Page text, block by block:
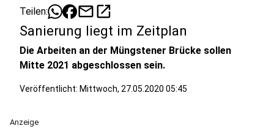
Teilen: mailopen_in_new
Sanierung liegt im Zeitplan
Die Arbeiten an der Müngstener Brücke sollen
Mitte 2021 abgeschlossen sein.
Veröffentlicht: Mittwoch, 27.05.2020 05:45
Anzeige